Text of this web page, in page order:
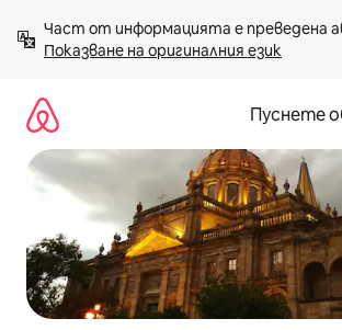
към
съдържанието
Показване на оригиналния език
Пуснете